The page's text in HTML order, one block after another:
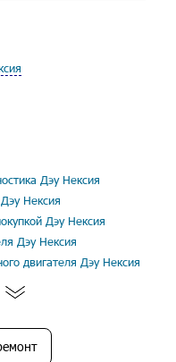
Дэу Нексия
Нексия
Дэу Нексия
Дэу Нексия
двигателя Дэу Нексия